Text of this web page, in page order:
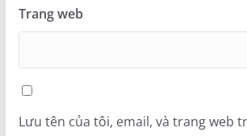
Trang web
Lưu tên của tôi, email, và trang web